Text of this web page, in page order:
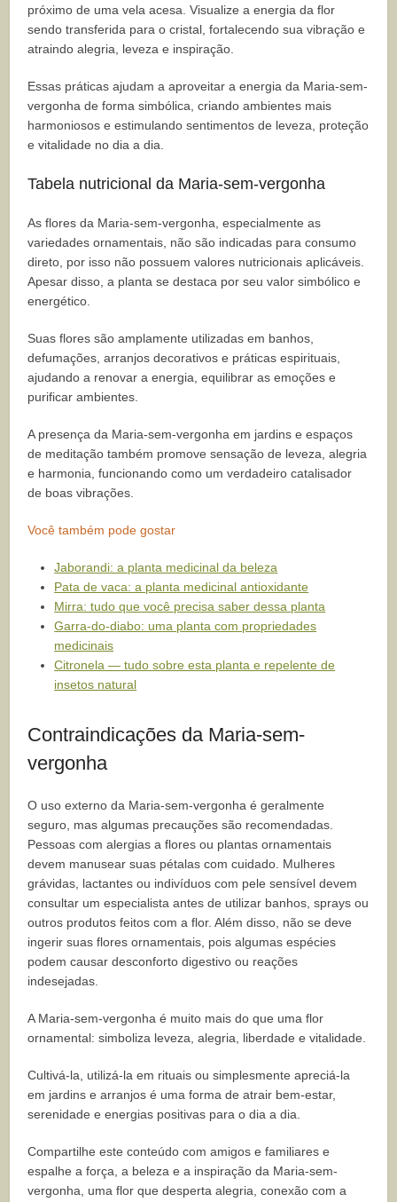
próximo de uma vela acesa. Visualize a energia da flor
sendo transferida para o cristal, fortalecendo sua vibração e
atraindo alegria, leveza e inspiração.
Essas práticas ajudam a aproveitar a energia da Maria-sem-
vergonha de forma simbólica, criando ambientes mais
harmoniosos e estimulando sentimentos de leveza, proteção
e vitalidade no dia a dia.
Tabela nutricional da Maria-sem-vergonha
As flores da Maria-sem-vergonha, especialmente as
variedades ornamentais, não são indicadas para consumo
direto, por isso não possuem valores nutricionais aplicáveis.
Apesar disso, a planta se destaca por seu valor simbólico e
energético.
Suas flores são amplamente utilizadas em banhos,
defumações, arranjos decorativos e práticas espirituais,
ajudando a renovar a energia, equilibrar as emoções e
purificar ambientes.
A presença da Maria-sem-vergonha em jardins e espaços
de meditação também promove sensação de leveza, alegria
e harmonia, funcionando como um verdadeiro catalisador
de boas vibrações.
Você também pode gostar
Jaborandi: a planta medicinal da beleza
Pata de vaca: a planta medicinal antioxidante
Mirra: tudo que você precisa saber dessa planta
Garra-do-diabo: uma planta com propriedades
medicinais
Citronela — tudo sobre esta planta e repelente de
insetos natural
Contraindicações da Maria-sem-
vergonha
O uso externo da Maria-sem-vergonha é geralmente
seguro, mas algumas precauções são recomendadas.
Pessoas com alergias a flores ou plantas ornamentais
devem manusear suas pétalas com cuidado. Mulheres
grávidas, lactantes ou indivíduos com pele sensível devem
consultar um especialista antes de utilizar banhos, sprays ou
outros produtos feitos com a flor. Além disso, não se deve
ingerir suas flores ornamentais, pois algumas espécies
podem causar desconforto digestivo ou reações
indesejadas.
A Maria-sem-vergonha é muito mais do que uma flor
ornamental: simboliza leveza, alegria, liberdade e vitalidade.
Cultivá-la, utilizá-la em rituais ou simplesmente apreciá-la
em jardins e arranjos é uma forma de atrair bem-estar,
serenidade e energias positivas para o dia a dia.
Compartilhe este conteúdo com amigos e familiares e
espalhe a força, a beleza e a inspiração da Maria-sem-
vergonha, uma flor que desperta alegria, conexão com a